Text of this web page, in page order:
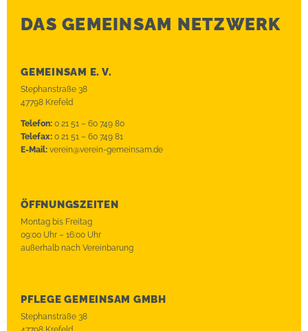
DAS GEMEINSAM NETZWERK
GEMEINSAM E. V.
Stephanstraße 38
47798 Krefeld
Telefon: 0 21 51 – 60 749 80
Telefax: 0 21 51 – 60 749 81
E-Mail: verein@verein-gemeinsam.de
ÖFFNUNGSZEITEN
Montag bis Freitag
09:00 Uhr – 16:00 Uhr
außerhalb nach Vereinbarung
PFLEGE GEMEINSAM GMBH
Stephanstraße 38